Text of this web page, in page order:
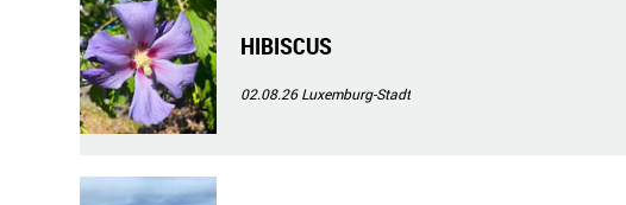
HIBISCUS
02.08.26Luxemburg-Stadt